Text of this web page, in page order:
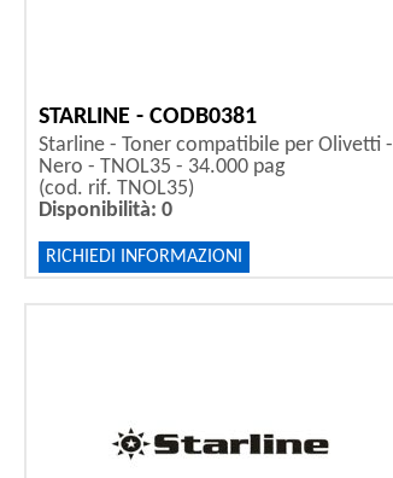
STARLINE - CODB0381
Starline - Toner compatibile per Olivetti -
Nero - TNOL35 - 34.000 pag
(cod. rif. TNOL35)
Disponibilità: 0
RICHIEDI INFORMAZIONI